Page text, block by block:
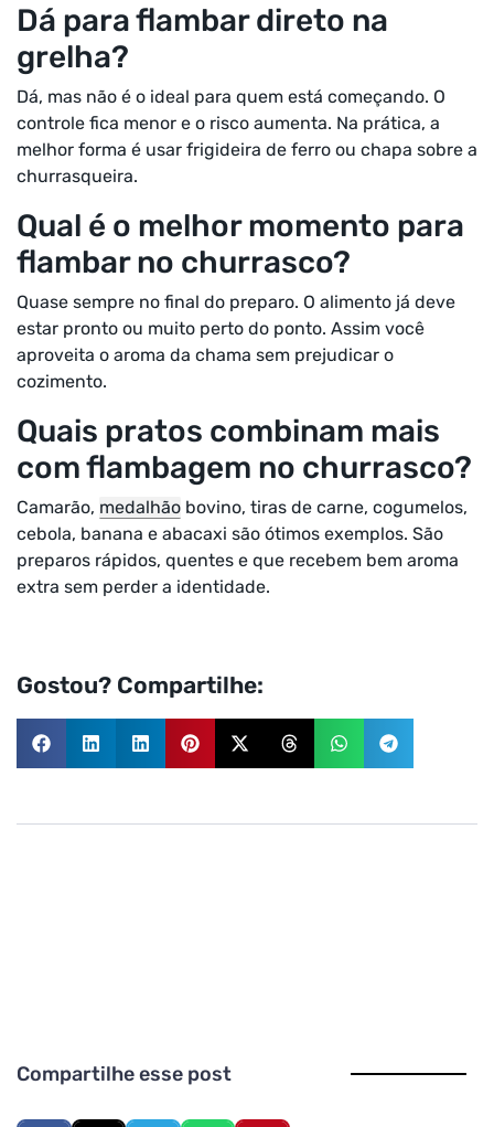
Dá para flambar direto na
grelha?
Dá, mas não é o ideal para quem está começando. O
controle fica menor e o risco aumenta. Na prática, a
melhor forma é usar frigideira de ferro ou chapa sobre a
churrasqueira.
Qual é o melhor momento para
flambar no churrasco?
Quase sempre no final do preparo. O alimento já deve
estar pronto ou muito perto do ponto. Assim você
aproveita o aroma da chama sem prejudicar o
cozimento.
Quais pratos combinam mais
com flambagem no churrasco?
Camarão, medalhão bovino, tiras de carne, cogumelos,
cebola, banana e abacaxi são ótimos exemplos. São
preparos rápidos, quentes e que recebem bem aroma
extra sem perder a identidade.
Gostou? Compartilhe:
Compartilhe esse post